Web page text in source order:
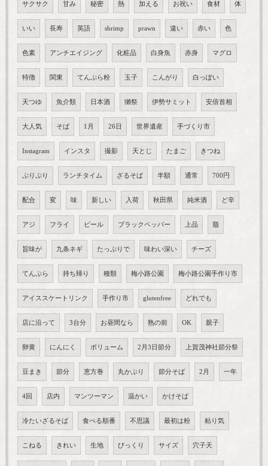
サクサク 甘み 秘密 熱 加える お祝い 食材 体
いい 長寿 英語 shrimp prawn 違い 赤い 色
色素 アンチエイジング 化粧品 白身魚 赤身 マグロ
特徴 関東 てんぷら粉 玉子 こんがり 白っぽい
天つゆ 魚介類 日本酒 獺祭 伊勢サミット 安倍首相
大人気 そば 1月 26日 世界遺産 手づくり市
Instagram インスタ 撮影 天とじ たまご きつね
ぷりぷり ランチタイム ざるそば 半額 通常 700円
配合 変 味 新しい 入荷 秋田県 純米酒 ど辛
アジ フライ ピール ブラックペッパー 上品 脂
旨味が 九条ネギ たっぷりで 味わい深い チーズ
てんぷら 持ち帰り 種類 梅小路公園 梅小路公園手作り市
アイススケートリンク 手作り市 glutenfree どれでも
店に沿って 3台分 お昼間なら 熟の前 OK 親子
卵黄 にんにく ボリューム 2月3日節分 上賀茂神社節分祭
豆まき 節分 恵方巻 丸かぶり 節分そば 2月 一年
4回 店内 マンツーマン 温かい かけそば
冷たいざるそば 食べる順番 不思議 最初は粉 粘り気
こねる きれい 生地 びっくり サイズ 穴子天